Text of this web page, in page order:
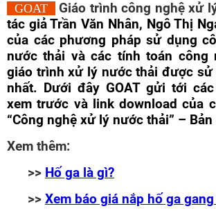
GOAT Giáo trình công nghệ xử
tác giả Trần Văn Nhân, Ngô Thị
của các phương pháp sử dụng
nước thải và các tính toán công
giáo trình xử lý nước thải được sử
nhất. Dưới đây GOAT gửi tới
xem trước và link download của
“Công nghệ xử lý nước thải” – Bản
Xem thêm:
>> Hố ga là gì?
>> Xem báo giá nắp hố ga